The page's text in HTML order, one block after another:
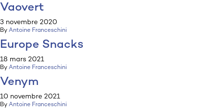
Vaovert
3 novembre 2020
By Antoine Franceschini
Europe Snacks
18 mars 2021
By Antoine Franceschini
Venym
10 novembre 2021
By Antoine Franceschini